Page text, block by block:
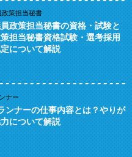
政策担当秘書
政策担当秘書の資格・試験と
担当秘書資格試験・選考採用
について解説
ナー
ンナーの仕事内容とは？やりが
について解説